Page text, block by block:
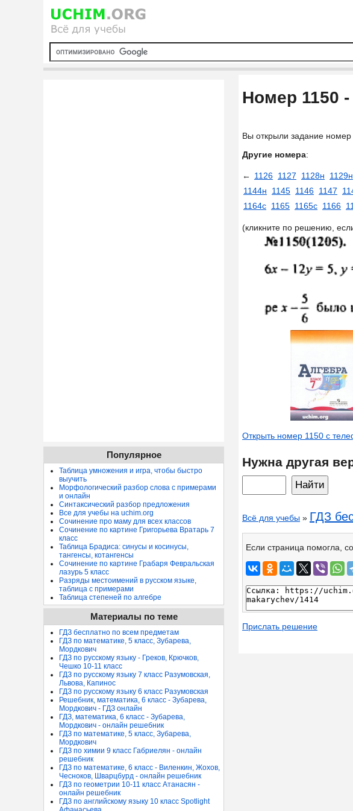
Номер 1150
Вы открыли задание
Другие номера:
← 1126 1127 1128н 1129н
1144н
1145 1146 1147
1164с 1165 1165с 1166
(кликните по решению,
Открыть номер 1150 с
Нужна другая
Всё для учебы » ГДЗ
Если страница помогла,
Прислать решение
Популярное
Таблица умножения и игра, чтобы быстро
выучить
Морфологический разбор слова с примерами
и онлайн
Синтаксический разбор предложения
Все для учебы на uchim.org
Сочинение про маму для всех классов
Сочинение по картине Григорьева Вратарь 7
класс
Таблица Брадиса: синусы и косинусы,
тангенсы, котангенсы
Сочинение по картине Грабаря Февральская
лазурь 5 класс
Разряды местоимений в русском языке,
таблица с примерами
Таблица степеней по алгебре
Материалы по теме
ГДЗ бесплатно по всем предметам
ГДЗ по математике, 5 класс, Зубарева,
Мордкович
ГДЗ по русскому языку - Греков, Крючков,
Чешко 10-11 класс
ГДЗ по русскому языку 7 класс Разумовская,
Львова, Капинос
ГДЗ по русскому языку 6 класс Разумовская
Решебник, математика, 6 класс - Зубарева,
Мордкович - ГДЗ онлайн
ГДЗ, математика, 6 класс - Зубарева,
Мордкович - онлайн решебник
ГДЗ по математике, 5 класс, Зубарева,
Мордкович
ГДЗ по химии 9 класс Габриелян - онлайн
решебник
ГДЗ по математике, 6 класс - Виленкин, Жохов,
Чесноков, Шварцбурд - онлайн решебник
ГДЗ по геометрии 10-11 класс Атанасян -
онлайн решебник
ГДЗ по английскому языку 10 класс Spotlight